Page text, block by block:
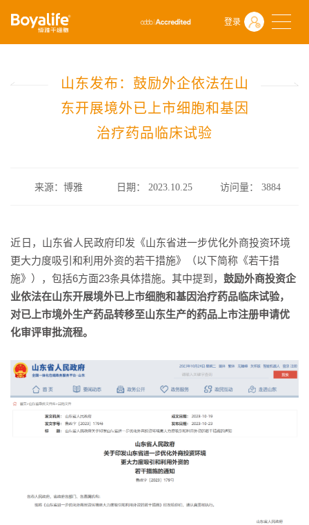
登录
首页 什么是干细胞
行业政策
山东发布：鼓励外企依法在山东开展境外已上市细胞和基因治疗药品
山东发布：鼓励外企依法在山
东开展境外已上市细胞和基因
治疗药品临床试验
来源：博雅 日期： 2023.10.25 访问量：3884
近日 ，山东省人民政府印发《山东省进一步优化外商投资环境
更大力度吸引和利用外资的若干措施》（以下简称《若干措
施》），包括6方面23条具体措施。其中提到， 鼓励外商投资企
业依法在山东开展境外已上市细胞和基因治疗药品临床试验，
对已上市境外生产药品转移至山东生产的药品上市注册申请优
化审评审批流程。